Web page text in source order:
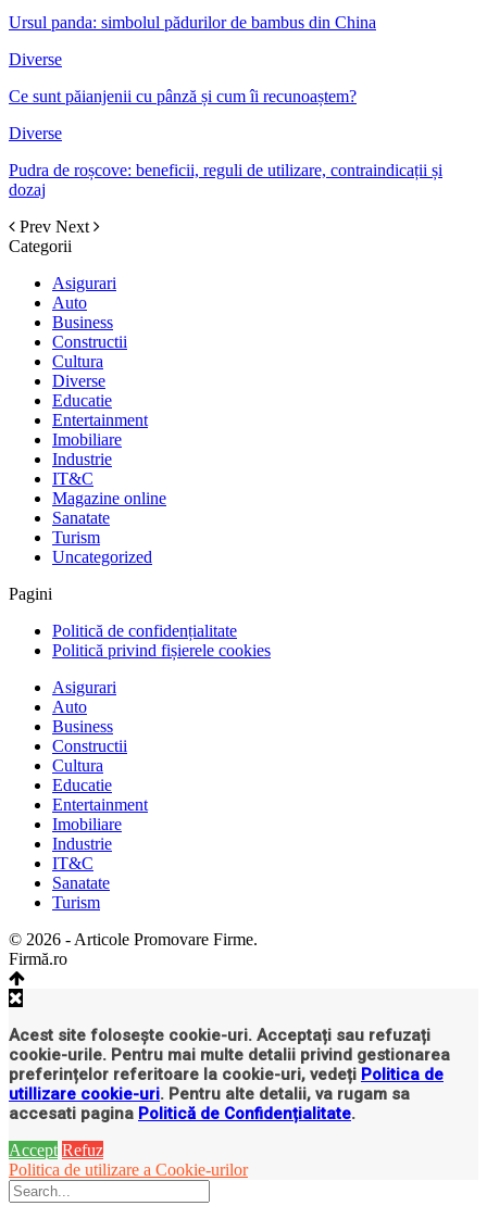
Ursul panda: simbolul pădurilor de bambus din China
Diverse
Ce sunt păianjenii cu pânză și cum îi recunoaștem?
Diverse
Pudra de roșcove: beneficii, reguli de utilizare, contraindicații și
dozaj
Prev Next
Categorii
Asigurari
Auto
Business
Constructii
Cultura
Diverse
Educatie
Entertainment
Imobiliare
Industrie
IT&C
Magazine online
Sanatate
Turism
Uncategorized
Pagini
Politică de confidențialitate
Politică privind fișierele cookies
Asigurari
Auto
Business
Constructii
Cultura
Educatie
Entertainment
Imobiliare
Industrie
IT&C
Sanatate
Turism
© 2026 - Articole Promovare Firme.
Firmă.ro
Acest site folosește cookie-uri. Acceptați sau refuzați
cookie-urile. Pentru mai multe detalii privind gestionarea
preferințelor referitoare la cookie-uri, vedeți Politica de
utillizare cookie-uri. Pentru alte detalii, va rugam sa
accesati pagina Politică de Confidențialitate.
Accept Refuz
Politica de utilizare a Cookie-urilor